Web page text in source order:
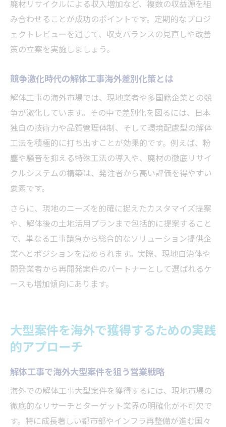
廃材リサイクルによる収入増加など、複数の収益源を組
み合わせることが成功のポイントです。定期的なプロジ
ェクトレビューを通じて、収支バランスの見直しや改善
策の立案を実施しましょう。
競争激化時代の解体工事海外差別化策とは
解体工事の海外市場では、現地業者や多国籍企業との競
争が激化しています。その中で差別化を図るには、日本
独自の技術力や品質管理体制、そして環境配慮型の解体
工法を積極的に打ち出すことが効果的です。例えば、粉
塵や騒音を抑える特殊工法の導入や、廃材の徹底リサイ
クルシステムの構築は、発注者から高い評価を得やすい
要素です。
さらに、現地のニーズを的確に捉えたカスタマイズ提案
や、解体後の土地活用プランまで包括的に提案すること
で、単なる工事請負から総合的なソリューション提供企
業へとポジションを高められます。実際、現地自治体や
開発業者から再開発案件のパートナーとして選ばれるケ
ースも増加傾向にあります。
大型案件を海外で獲得するための実践
的アプローチ
解体工事で海外大型案件を狙う営業戦略
海外での解体工事大型案件を獲得するには、現地市場の
徹底的なリサーチとターゲット業界の明確化が不可欠で
す。特に成長著しい都市部やインフラ再整備が進む国々